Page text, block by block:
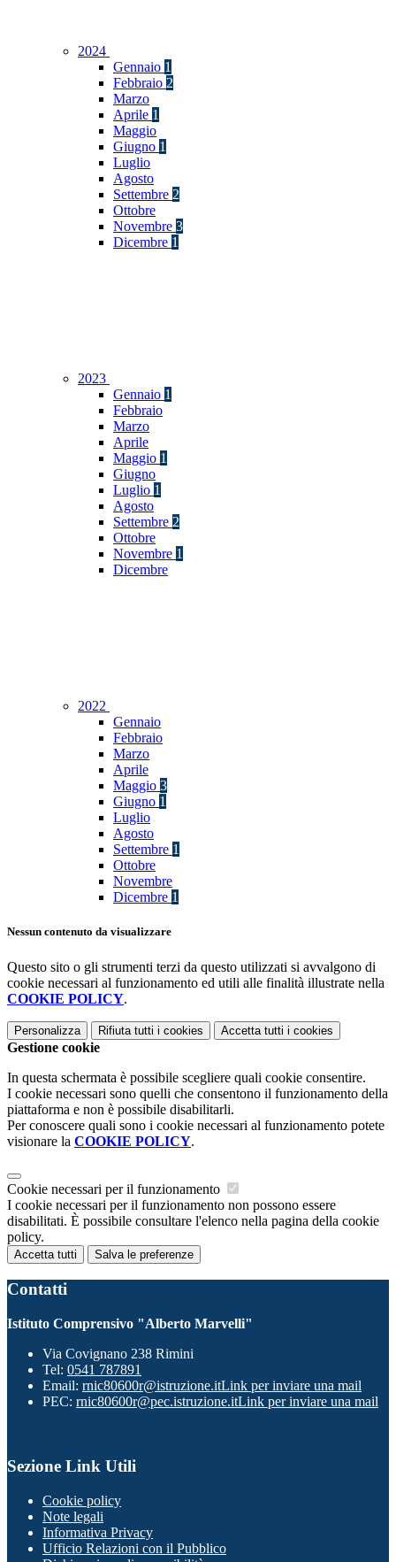
2024
Gennaio 1
Febbraio 2
Marzo
Aprile 1
Maggio
Giugno 1
Luglio
Agosto
Settembre 2
Ottobre
Novembre 3
Dicembre 1
2023
Gennaio 1
Febbraio
Marzo
Aprile
Maggio 1
Giugno
Luglio 1
Agosto
Settembre 2
Ottobre
Novembre 1
Dicembre
2022
Gennaio
Febbraio
Marzo
Aprile
Maggio 3
Giugno 1
Luglio
Agosto
Settembre 1
Ottobre
Novembre
Dicembre 1
Nessun contenuto da visualizzare
Questo sito o gli strumenti terzi da questo utilizzati si avvalgono di
cookie necessari al funzionamento ed utili alle finalità illustrate nella
COOKIE POLICY.
Personalizza Rifiuta tutti i cookies Accetta tutti i cookies
Gestione cookie
In questa schermata è possibile scegliere quali cookie consentire.
I cookie necessari sono quelli che consentono il funzionamento della
piattaforma e non è possibile disabilitarli.
Per conoscere quali sono i cookie necessari al funzionamento potete
visionare la COOKIE POLICY.
Cookie necessari per il funzionamento
I cookie necessari per il funzionamento non possono essere
disabilitati. È possibile consultare l'elenco nella pagina della cookie
policy.
Accetta tutti Salva le preferenze
Contatti
Istituto Comprensivo "Alberto Marvelli"
Via Covignano 238 Rimini
Tel: 0541 787891
Email: rnic80600r@istruzione.itLink per inviare una mail
PEC: rnic80600r@pec.istruzione.itLink per inviare una mail
Sezione Link Utili
Cookie policy
Note legali
Informativa Privacy
Ufficio Relazioni con il Pubblico